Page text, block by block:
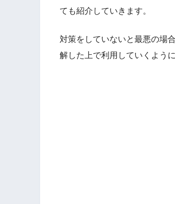
ても紹介していきます。
対策をしていないと最悪の場
解した上で利用していくよう